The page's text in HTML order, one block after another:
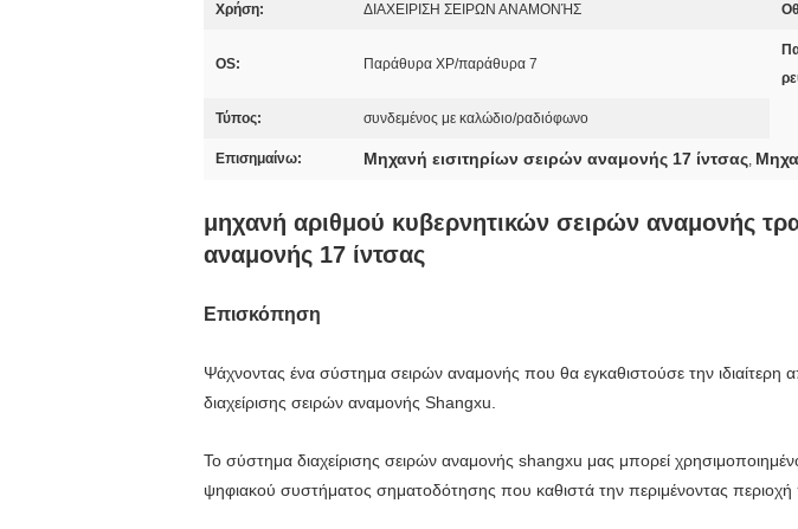
Χρήση: ΔΙΑΧΕΙΡΙΣΗ ΣΕΙΡΩΝ ΑΝΑΜΟΝΉΣ
OS: Παράθυρα XP/παράθυρα 7
Τύπος: συνδεμένος με καλώδιο/ραδιόφωνο
Επισημαίνω: Μηχανή εισιτηρίων σειρών αναμονής 17 ίντσας,
μηχανή αριθμού κυβερνητικών σειρών αναμονής
αναμονής 17 ίντσας
Επισκόπηση
Ψάχνοντας ένα σύστημα σειρών αναμονής που θα εγκαθιστούσε την
διαχείρισης σειρών αναμονής Shangxu.
Το σύστημα διαχείρισης σειρών αναμονής shangxu μας μπορεί
ψηφιακού συστήματος σηματοδότησης που καθιστά την περιμένοντας περιοχή